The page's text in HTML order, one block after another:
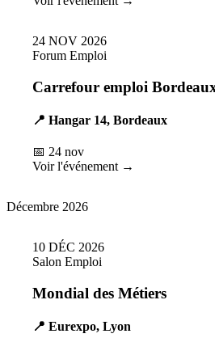
24 NOV 2026
Forum Emploi
Carrefour emploi
📍 Hangar 14, Bordeaux
📅 24 nov
Voir l'événement →
Décembre 2026
10 DÉC 2026
Salon Emploi
Mondial des Métiers
📍 Eurexpo, Lyon